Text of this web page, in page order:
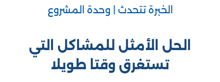
الخبرة تتحدث | وحدة المشروع
الحل الأمثل للمشاكل التي
تستغرق وقتا طويلا